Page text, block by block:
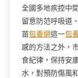
全國多地疾控中
留意防范呼吸道
苗包養網這一包
感的方法之外，
食紀律，保持安
水，對預防傷風